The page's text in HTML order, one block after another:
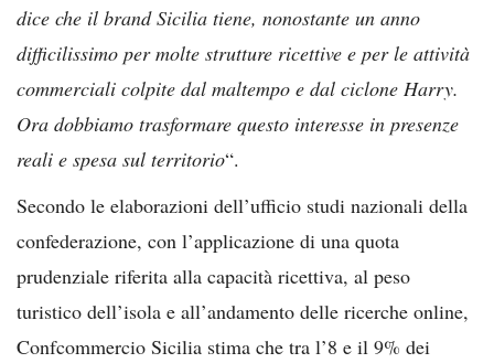
dice che il brand Sicilia tiene, nonostante un anno
difficilissimo per molte strutture ricettive e per le attività
commerciali colpite dal maltempo e dal ciclone Harry.
Ora dobbiamo trasformare questo interesse in presenze
reali e spesa sul territorio“.
Secondo le elaborazioni dell’ufficio studi nazionali della
confederazione, con l’applicazione di una quota
prudenziale riferita alla capacità ricettiva, al peso
turistico dell’isola e all’andamento delle ricerche online,
Confcommercio Sicilia stima che tra l’8 e il 9% dei